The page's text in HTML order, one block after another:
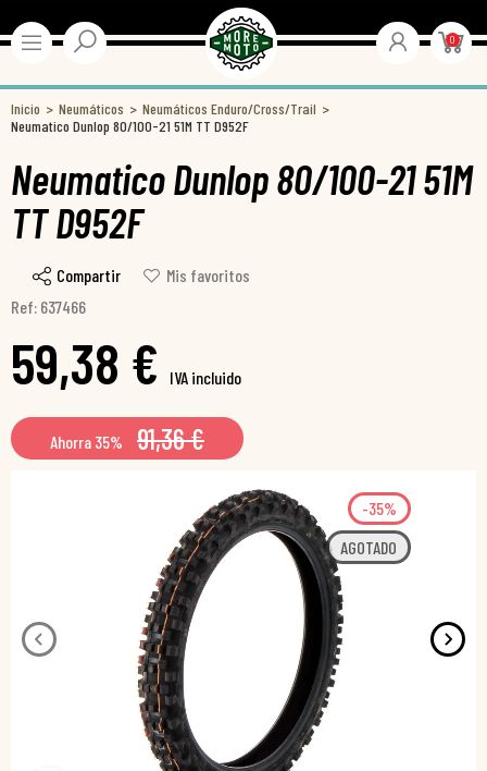
0
Inicio Neumáticos
Neumáticos Enduro/Cross/Trail
Neumatico Dunlop 80/100-21 51M TT D952F
Neumatico Dunlop 80/100-21 51M
TT D952F
Compartir
Mis favoritos
Ref: 637466
59,38 € IVA incluido
Ahorra 35% 91,36 €
-35%
AGOTADO